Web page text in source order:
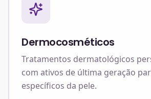
Dermocosméticos
Tratamentos dermatológicos
com ativos de última geração
específicos da pele.